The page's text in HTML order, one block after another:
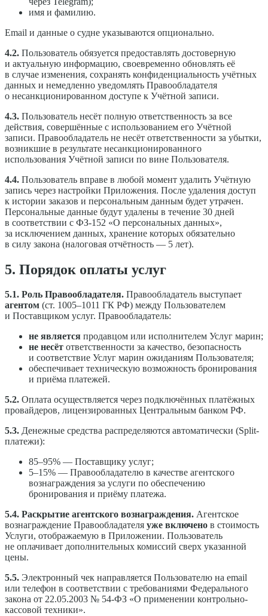
имя и фамилию.
Email и данные о судне указываются опционально.
4.2. Пользователь обязуется предоставлять достоверную
и актуальную информацию, своевременно обновлять её
в случае изменения, сохранять конфиденциальность учётных
данных и немедленно уведомлять Правообладателя
о несанкционированном доступе к Учётной записи.
4.3. Пользователь несёт полную ответственность за все
действия, совершённые с использованием его Учётной
записи. Правообладатель не несёт ответственности за убытки,
возникшие в результате несанкционированного
использования Учётной записи по вине Пользователя.
4.4. Пользователь вправе в любой момент удалить Учётную
запись через настройки Приложения. После удаления доступ
к истории заказов и персональным данным будет утрачен.
Персональные данные будут удалены в течение 30 дней
в соответствии с ФЗ-152 «О персональных данных»,
за исключением данных, хранение которых обязательно
в силу закона (налоговая отчётность — 5 лет).
5. Порядок оплаты услуг
5.1. Роль Правообладателя. Правообладатель выступает
агентом (ст. 1005–1011 ГК РФ) между Пользователем
и Поставщиком услуг. Правообладатель:
не является продавцом или исполнителем Услуг марин;
не несёт ответственности за качество, безопасность
и соответствие Услуг марин ожиданиям Пользователя;
обеспечивает техническую возможность бронирования
и приёма платежей.
5.2. Оплата осуществляется через подключённых платёжных
провайдеров, лицензированных Центральным банком РФ.
5.3. Денежные средства распределяются автоматически (Split-
платежи):
85–95% — Поставщику услуг;
5–15% — Правообладателю в качестве агентского
вознаграждения за услуги по обеспечению
бронирования и приёму платежа.
5.4. Раскрытие агентского вознаграждения. Агентское
вознаграждение Правообладателя уже включено в стоимость
Услуги, отображаемую в Приложении. Пользователь
не оплачивает дополнительных комиссий сверх указанной
цены.
5.5. Электронный чек направляется Пользователю на email
или телефон в соответствии с требованиями Федерального
закона от 22.05.2003 № 54-ФЗ «О применении контрольно-
кассовой техники».